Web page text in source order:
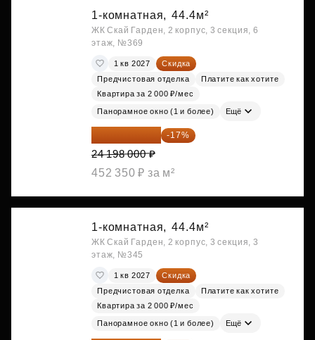
1-комнатная, 44.4м²
ЖК Скай Гарден, 2 корпус, 3 секция, 6
этаж, №369
1 кв 2027
Скидка
Предчистовая отделка
Платите как хотите
Квартира за 2 000 ₽/мес
Панорамное окно (1 и более) Ещё
20 084 340 ₽ -17%
24 198 000 ₽
452 350 ₽ за м²
1-комнатная, 44.4м²
ЖК Скай Гарден, 2 корпус, 3 секция, 3
этаж, №345
1 кв 2027
Скидка
Предчистовая отделка
Платите как хотите
Квартира за 2 000 ₽/мес
Панорамное окно (1 и более) Ещё